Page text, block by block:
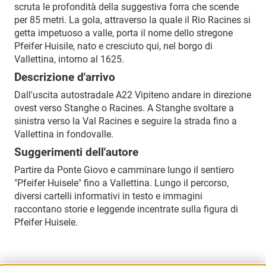
scruta le profondità della suggestiva forra che scende
per 85 metri. La gola, attraverso la quale il Rio Racines si
getta impetuoso a valle, porta il nome dello stregone
Pfeifer Huisile, nato e cresciuto qui, nel borgo di
Vallettina, intorno al 1625.
Descrizione d'arrivo
Dall'uscita autostradale A22 Vipiteno andare in direzione
ovest verso Stanghe o Racines. A Stanghe svoltare a
sinistra verso la Val Racines e seguire la strada fino a
Vallettina in fondovalle.
Suggerimenti dell'autore
Partire da Ponte Giovo e camminare lungo il sentiero
"Pfeifer Huisele" fino a Vallettina. Lungo il percorso,
diversi cartelli informativi in testo e immagini
raccontano storie e leggende incentrate sulla figura di
Pfeifer Huisele.